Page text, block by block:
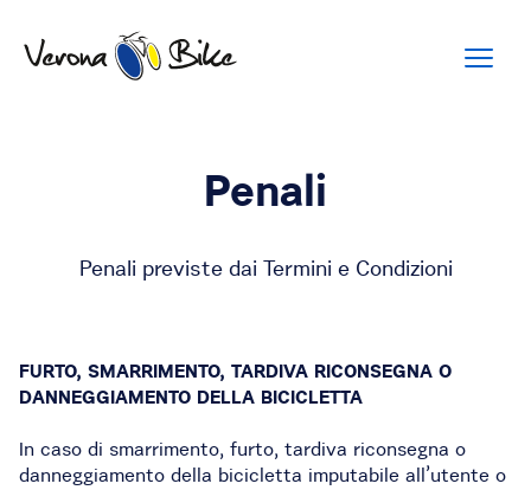
Penali
Penali previste dai Termini e Condizioni
FURTO, SMARRIMENTO, TARDIVA RICONSEGNA O
DANNEGGIAMENTO DELLA BICICLETTA
In caso di smarrimento, furto, tardiva riconsegna o
danneggiamento della bicicletta imputabile all’utente o